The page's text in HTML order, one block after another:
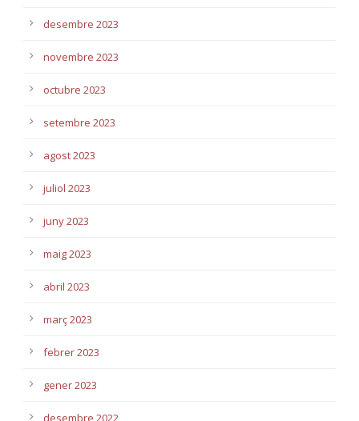
desembre 2023
novembre 2023
octubre 2023
setembre 2023
agost 2023
juliol 2023
juny 2023
maig 2023
abril 2023
març 2023
febrer 2023
gener 2023
desembre 2022